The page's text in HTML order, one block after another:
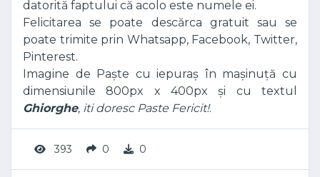
datorită faptului că acolo este numele ei.
Felicitarea se poate descărca gratuit sau se
poate trimite prin Whatsapp, Facebook, Twitter,
Pinterest.
Imagine de Paște cu iepuraș în mașinuță cu
dimensiunile 800px x 400px și cu textul
Ghiorghe, iti doresc Paste Fericit!.
393 0 0